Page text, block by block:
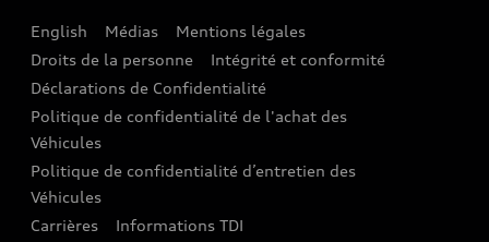
Audi connect
Assistance routière
Audi Care
Centres de carrosserie Audi
English Médias
Mentions légales
Droits de la personne
Intégrité et conformité
Déclarations de Confidentialité
Politique de confidentialité de l'achat des
Véhicules
Politique de confidentialité d’entretien des
Véhicules
Carrières
Informations TDI